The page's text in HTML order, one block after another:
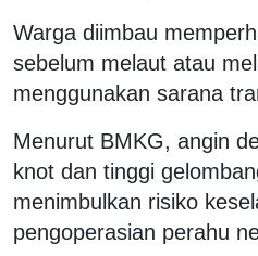
Warga diimbau
sebelum melaut atau
menggunakan sarana
Menurut BMKG, angin
knot dan tinggi
menimbulkan risiko
pengoperasian perahu